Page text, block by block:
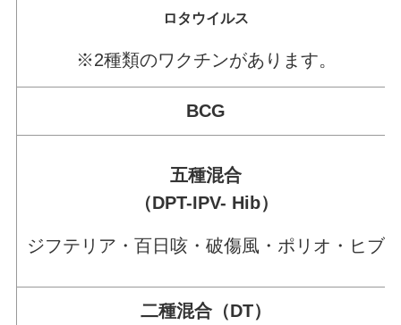
ロタウイルス
※2種類のワクチンがあります。
BCG
五種混合
（DPT-IPV- Hib）
ジフテリア・百日咳・破傷風・ポリオ・ヒブ
二種混合（DT）